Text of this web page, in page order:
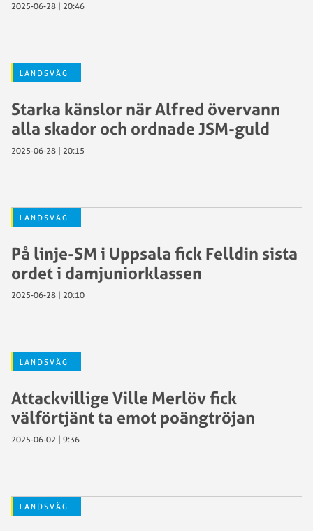
2025-06-28 | 20:46
LANDSVÄG
Starka känslor när Alfred övervann
alla skador och ordnade JSM-guld
2025-06-28 | 20:15
LANDSVÄG
På linje-SM i Uppsala fick Felldin sista
ordet i damjuniorklassen
2025-06-28 | 20:10
LANDSVÄG
Attackvillige Ville Merlöv fick
välförtjänt ta emot poängtröjan
2025-06-02 | 9:36
LANDSVÄG